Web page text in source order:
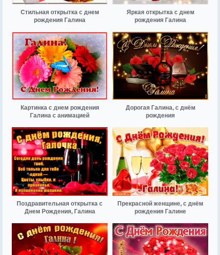
Стильная открытка с днем
рождения Галина
Яркая открытка с днем
рождения Галина
Картинка с днем рождения
Галина с анимацией
Дорогая Галина, с днём
рождения
Поздравительная открытка с
Днем Рождения, Галина
Прекрасной женщине, с днём
рождения Галине